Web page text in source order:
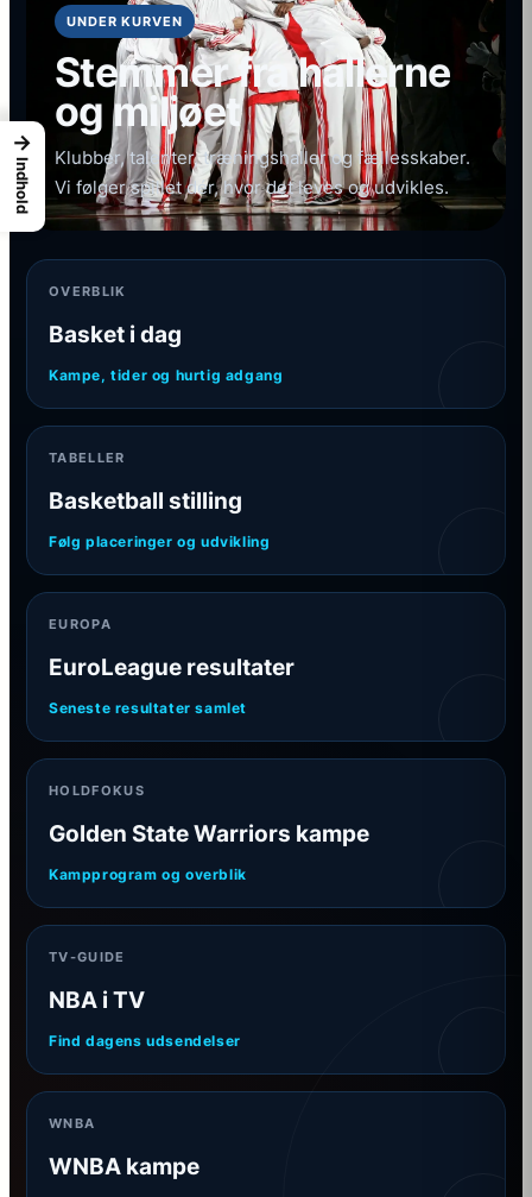
UNDER KURVEN
Stemmer fra hallerne
og miljøet
Klubber, talenter, træningshaller og fællesskaber.
Vi følger spillet dér, hvor det leves og udvikles.
OVERBLIK
Basket i dag
Kampe, tider og hurtig adgang
TABELLER
Basketball stilling
Følg placeringer og udvikling
EUROPA
EuroLeague resultater
Seneste resultater samlet
HOLDFOKUS
Golden State Warriors kampe
Kampprogram og overblik
TV-GUIDE
NBA i TV
Find dagens udsendelser
WNBA
WNBA kampe
→
Indhold